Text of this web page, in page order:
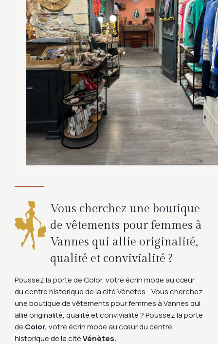
Vous cherchez une boutique
de vêtements pour femmes à
Vannes qui allie originalité,
qualité et convivialité ?
Poussez la porte de Color, votre écrin mode au cœur
du centre historique de la cité Vénètes. Vous cherchez
une boutique de vêtements pour femmes à Vannes qui
allie originalité, qualité et convivialité ? Poussez la porte
de Color, votre écrin mode au cœur du centre
historique de la citéVénètes.